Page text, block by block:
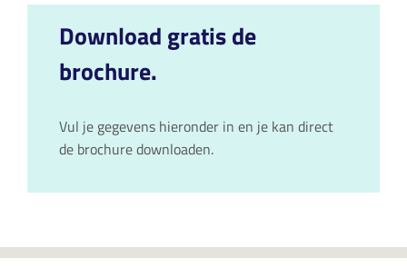
Download gratis de
brochure.
Vul je gegevens hieronder in en je kan direct
de brochure downloaden.